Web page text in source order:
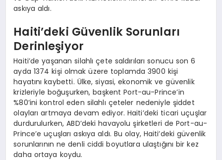
askıya aldı.
Haiti’deki Güvenlik Sorunları
Derinleşiyor
Haiti’de yaşanan silahlı çete saldırıları sonucu son 6
ayda 1374 kişi olmak üzere toplamda 3900 kişi
hayatını kaybetti. Ülke, siyasi, ekonomik ve güvenlik
krizleriyle boğuşurken, başkent Port-au-Prince’in
%80’ini kontrol eden silahlı çeteler nedeniyle şiddet
olayları artmaya devam ediyor. Haiti’deki ticari uçuşlar
durdurulurken, ABD’deki havayolu şirketleri de Port-au-
Prince’e uçuşları askıya aldı. Bu olay, Haiti’deki güvenlik
sorunlarının ne denli ciddi boyutlara ulaştığını bir kez
daha ortaya koydu.